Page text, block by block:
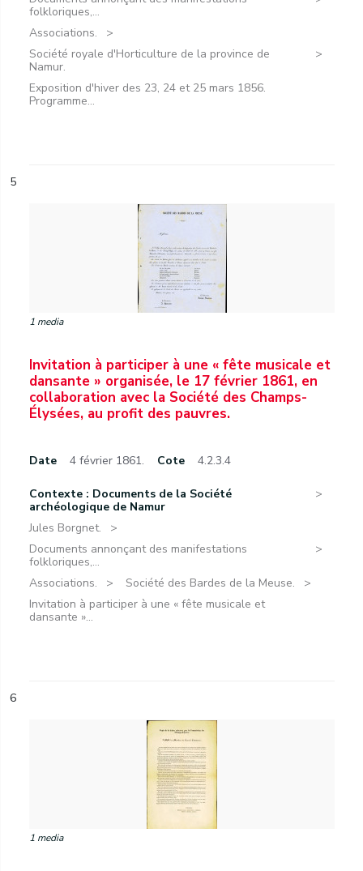
folkloriques,...
Associations.
Société royale d'Horticulture de la province de
Namur.
Exposition d'hiver des 23, 24 et 25 mars 1856.
Programme...
5
1 media
Invitation à participer à une « fête musicale et
dansante » organisée, le 17 février 1861, en
collaboration avec la Société des Champs-
Élysées, au profit des pauvres.
Date 4 février 1861. Cote 4.2.3.4
Contexte : Documents de la Société
archéologique de Namur
Jules Borgnet.
Documents annonçant des manifestations
folkloriques,...
Associations.
Société des Bardes de la Meuse.
Invitation à participer à une « fête musicale et
dansante »...
6
1 media